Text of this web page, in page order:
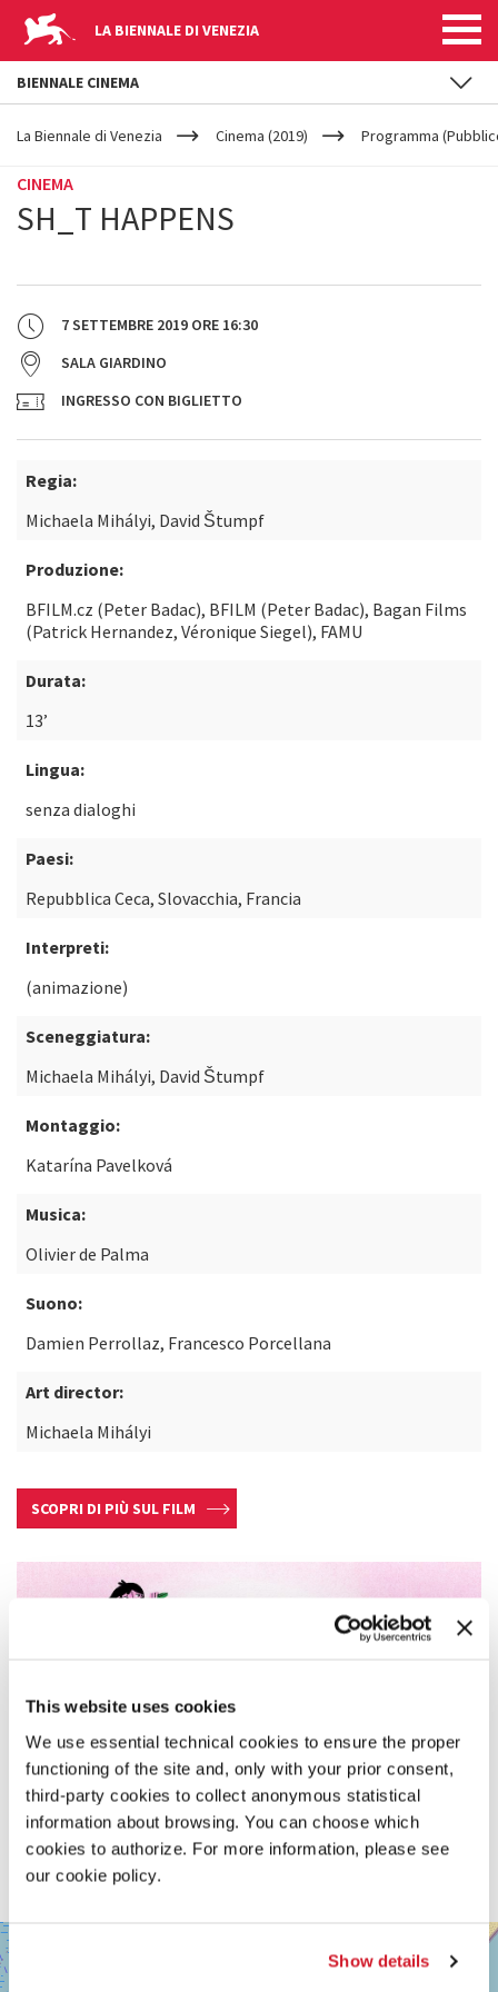
This website uses cookies
We use essential technical cookies to ensure the proper
functioning of the site and, only with your prior consent,
third-party cookies to collect anonymous statistical
information about browsing. You can choose which
cookies to authorize. For more information, please see
our cookie policy.
Show details
LA BIENNALE DI VENEZIA
YOUR
ARE
La Biennale di Venezia Cinema (2019) Programma
CINEMA
SH_T HAPPENS
7 SETTEMBRE 2019 ORE 16:30
SALA GIARDINO
INGRESSO CON BIGLIETTO
Regia:
Michaela Mihályi, David Štumpf
Produzione:
BFILM.cz (Peter Badac), BFILM (Peter Badac), Bagan Films
(Patrick Hernandez, Véronique Siegel), FAMU
Durata:
13’
Lingua:
senza dialoghi
Paesi:
Repubblica Ceca, Slovacchia, Francia
Interpreti:
(animazione)
Sceneggiatura:
Michaela Mihályi, David Štumpf
Montaggio:
Katarína Pavelková
Musica:
Olivier de Palma
Suono:
Damien Perrollaz, Francesco Porcellana
Art director:
Michaela Mihályi
SCOPRI DI PIÙ SUL FILM
SALA
GIARDINO
BIENNALE CINEMA